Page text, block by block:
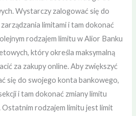
Wystarczy zalogować się do
limitami i tam dokonać
rodzajem limitu w Alior Banku
który określa maksymalną
za zakupy online. Aby zwiększyć
się do swojego konta bankowego,
i tam dokonać zmiany limitu
rodzajem limitu jest limit